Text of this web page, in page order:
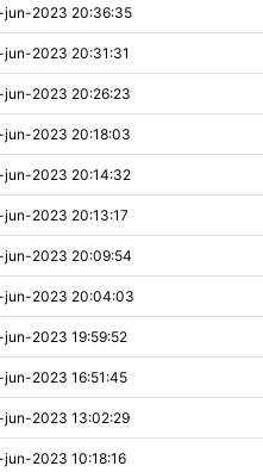
jun-2023 20:36:35
jun-2023 20:31:31
jun-2023 20:26:23
jun-2023 20:18:03
jun-2023 20:14:32
jun-2023 20:13:17
jun-2023 20:09:54
jun-2023 20:04:03
jun-2023 19:59:52
jun-2023 16:51:45
jun-2023 13:02:29
jun-2023 10:18:16